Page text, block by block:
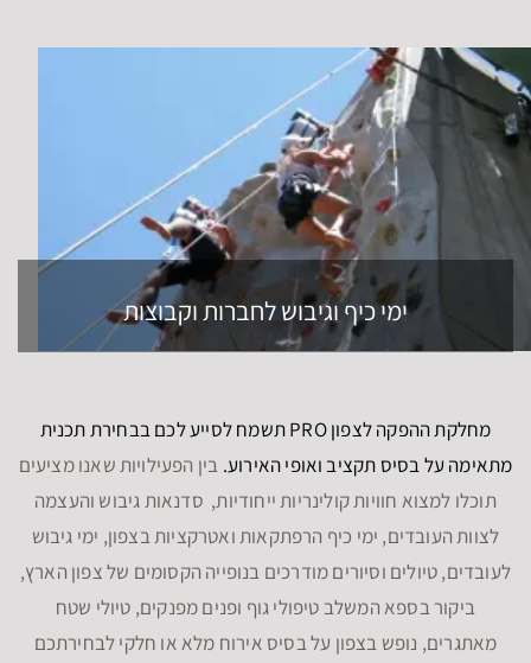
ימי כיף וגיבוש לחברות וקבוצות
מחלקת ההפקה לצפון PRO תשמח לסייע לכם בבחירת תכנית
מתאימה על בסיס תקציב ואופי האירוע. בין הפעילויות שאנו מציעים
תוכלו למצוא חוויות קולינריות ייחודיות, סדנאות גיבוש והעצמה
לצוות העובדים, ימי כיף הרפתקאות ואטרקציות בצפון, ימי גיבוש
לעובדים, טיולים וסיורים מודרכים בנופייה הקסומים של צפון הארץ,
ביקור בספא המשלב טיפולי גוף ופנים מפנקים, טיולי שטח
מאתגרים, נופש בצפון על בסיס אירוח מלא או חלקי לבחירתכם